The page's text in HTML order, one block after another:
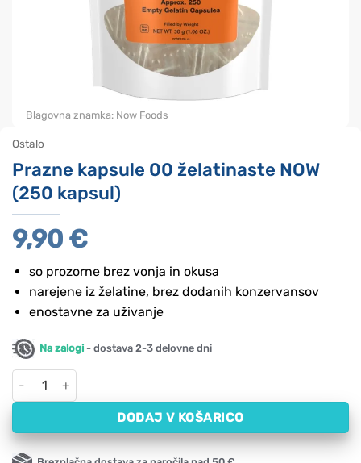
Ostalo
Prazne kapsule 00 želatinaste NOW
(250 kapsul)
9,90 €
so prozorne brez vonja in okusa
narejene iz želatine, brez dodanih konzervansov
enostavne za uživanje
Na zalogi - dostava 2-3 delovne dni
Prazne kapsule 00 želatinaste NOW (250 kapsul) količina
DODAJ V KOŠARICO
Blagovna znamka: Now Foods